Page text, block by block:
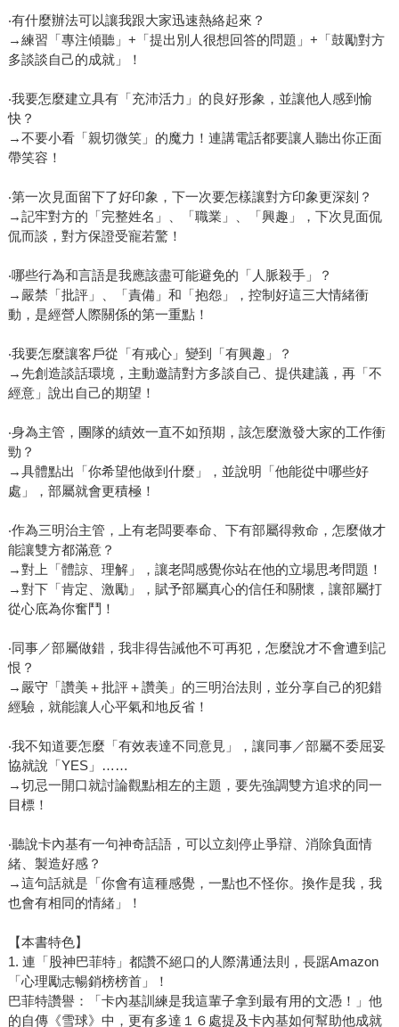
‧有什麼辦法可以讓我跟大家迅速熱絡起來？
→練習「專注傾聽」+「提出別人很想回答的問題」+「鼓勵對方
多談談自己的成就」！
‧我要怎麼建立具有「充沛活力」的良好形象，並讓他人感到愉
快？
→不要小看「親切微笑」的魔力！連講電話都要讓人聽出你正面
帶笑容！
‧第一次見面留下了好印象，下一次要怎樣讓對方印象更深刻？
→記牢對方的「完整姓名」、「職業」、「興趣」，下次見面侃
侃而談，對方保證受寵若驚！
‧哪些行為和言語是我應該盡可能避免的「人脈殺手」？
→嚴禁「批評」、「責備」和「抱怨」，控制好這三大情緒衝
動，是經營人際關係的第一重點！
‧我要怎麼讓客戶從「有戒心」變到「有興趣」？
→先創造談話環境，主動邀請對方多談自己、提供建議，再「不
經意」說出自己的期望！
‧身為主管，團隊的績效一直不如預期，該怎麼激發大家的工作衝
勁？
→具體點出「你希望他做到什麼」，並說明「他能從中哪些好
處」，部屬就會更積極！
‧作為三明治主管，上有老闆要奉命、下有部屬得救命，怎麼做才
能讓雙方都滿意？
→對上「體諒、理解」，讓老闆感覺你站在他的立場思考問題！
→對下「肯定、激勵」，賦予部屬真心的信任和關懷，讓部屬打
從心底為你奮鬥！
‧同事／部屬做錯，我非得告誡他不可再犯，怎麼說才不會遭到記
恨？
→嚴守「讚美＋批評＋讚美」的三明治法則，並分享自己的犯錯
經驗，就能讓人心平氣和地反省！
‧我不知道要怎麼「有效表達不同意見」，讓同事／部屬不委屈妥
協就說「YES」……
→切忌一開口就討論觀點相左的主題，要先強調雙方追求的同一
目標！
‧聽說卡內基有一句神奇話語，可以立刻停止爭辯、消除負面情
緒、製造好感？
→這句話就是「你會有這種感覺，一點也不怪你。換作是我，我
也會有相同的情緒」！
【本書特色】
1. 連「股神巴菲特」都讚不絕口的人際溝通法則，長踞Amazon
「心理勵志暢銷榜榜首」！
巴菲特讚譽：「卡內基訓練是我這輩子拿到最有用的文憑！」他
的自傳《雪球》中，更有多達１６處提及卡內基如何幫助他成就